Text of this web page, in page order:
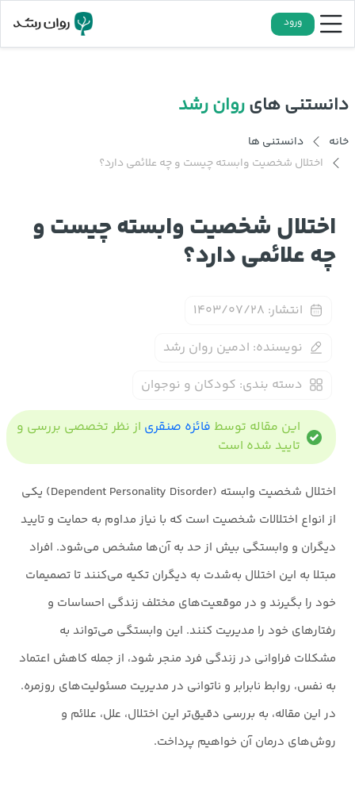
ورود
دانستنی هایروان رشد
خانه
دانستنی ها
اختلال شخصیت وابسته چیست و چه علائمی دارد؟
اختلال شخصیت وابسته چیست و
چه علائمی دارد؟
انتشار: ۱۴۰۳/۰۷/۲۸
نویسنده: ادمین روان رشد
دسته بندی: کودکان و نوجوان
این مقاله توسط فائزه صنقری از نظر تخصصی بررسی و
تایید شده است
اختلال شخصیت وابسته (Dependent Personality Disorder) یکی
از انواع اختلالات شخصیت است که با نیاز مداوم به حمایت و تایید
دیگران و وابستگی بیش از حد به آن‌ها مشخص می‌شود. افراد
مبتلا به این اختلال به‌شدت به دیگران تکیه می‌کنند تا تصمیمات
خود را بگیرند و در موقعیت‌های مختلف زندگی احساسات و
رفتارهای خود را مدیریت کنند. این وابستگی می‌تواند به
مشکلات فراوانی در زندگی فرد منجر شود، از جمله کاهش اعتماد
به نفس، روابط نابرابر و ناتوانی در مدیریت مسئولیت‌های روزمره.
در این مقاله، به بررسی دقیق‌تر این اختلال، علل، علائم و
روش‌های درمان آن خواهیم پرداخت.